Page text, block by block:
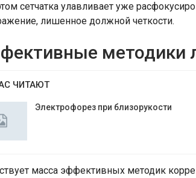
сетчатка улавливает уже
лишенное должной четкости.
методики
ЧИТАЮТ
Электрофорез при близорукости
масса эффективных методик